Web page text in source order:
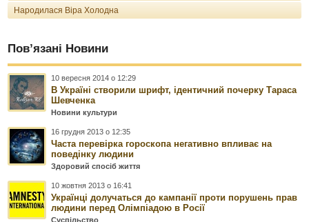
Народилася Віра Холодна
Пов’язані Новини
10 вересня 2014 о 12:29
В Україні створили шрифт, ідентичний почерку Тараса
Шевченка
Новини культури
16 грудня 2013 о 12:35
Часта перевірка гороскопа негативно впливає на
поведінку людини
Здоровий спосіб життя
10 жовтня 2013 о 16:41
Українці долучаться до кампанії проти порушень прав
людини перед Олімпіадою в Росії
Суспільство